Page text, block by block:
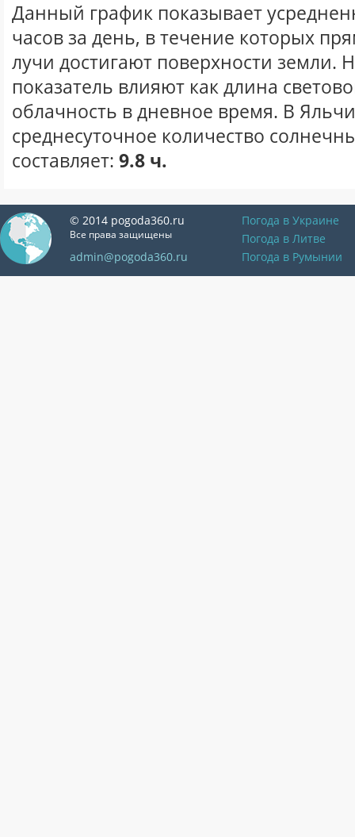
Данный график показывает
часов за день, в течение которых
лучи достигают поверхности земли.
показатель влияют как длина
облачность в дневное время. В
среднесуточное количество
составляет: 9.8 ч.
© 2014 pogoda360.ru
Все права защищены
admin@pogoda360.ru
Погода в Украине
Погода в Литве
Погода в Румынии